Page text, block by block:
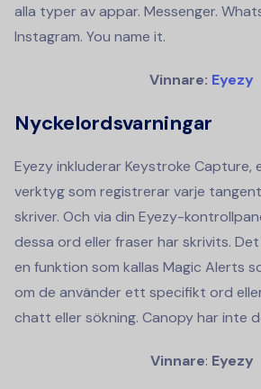
alla typer av appar. Messenger.
Instagram. You name it.
Vinnare: Eyezy
Nyckelordsvarningar
Eyezy inkluderar Keystroke
verktyg som registrerar varje
skriver. Och via din Eyezy-
dessa ord eller fraser har skrivits.
en funktion som kallas Magic Alerts
om de använder ett specifikt ord
chatt eller sökning. Canopy har inte
Vinnare: Eyezy